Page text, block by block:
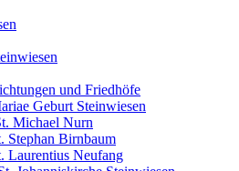
und Friedhöfe
Geburt Steinwiesen
Michael Nurn
Stephan Birnbaum
Laurentius Neufang